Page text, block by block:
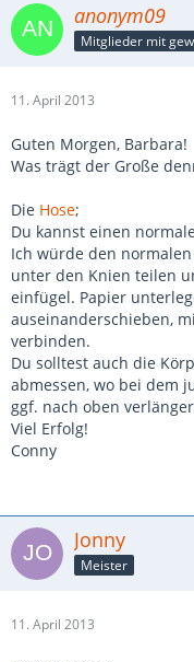
anonym09
11. April 2013
Guten Morgen, Barbara!
Was trägt der Große
Die Hose;
Du kannst einen
Ich würde den
unter den Knien teilen
einfügel. Papier
auseinanderschieben,
verbinden.
Du solltest auch die
abmessen, wo bei dem
ggf. nach oben
Viel Erfolg!
Conny
Jonny
Meister
11. April 2013